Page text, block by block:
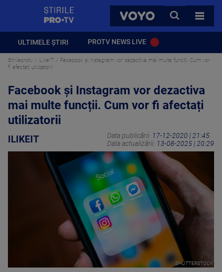
VOYO
CAUTA
TOATE
ULTIMELE ȘTIRI PROTV NEWS LIVE
Stirileprotv iLikeIT
Facebook și Instagram vor dezactiva mai multe funcții. Cum vor
fi afectați utilizatorii
Facebook și Instagram vor dezactiva
mai multe funcții. Cum vor fi afectați
utilizatorii
ILIKEIT Data publicării: 17-12-2020 | 21:45
Data actualizării: 13-08-2025 | 20:29
SHUTTERSTOCK